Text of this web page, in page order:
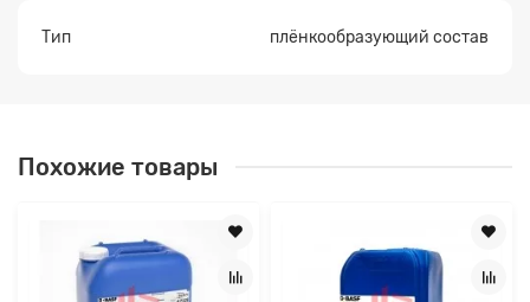
Тип плёнкообразующий состав
Похожие товары